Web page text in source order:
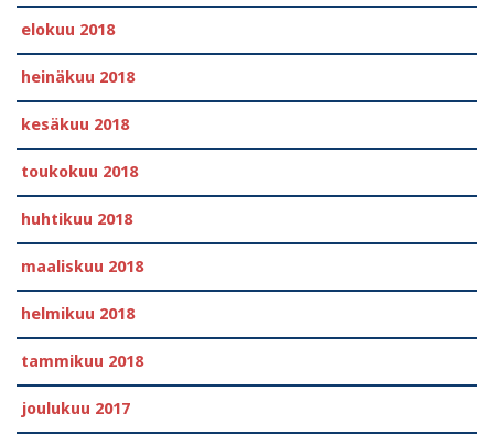
elokuu 2018
heinäkuu 2018
kesäkuu 2018
toukokuu 2018
huhtikuu 2018
maaliskuu 2018
helmikuu 2018
tammikuu 2018
joulukuu 2017